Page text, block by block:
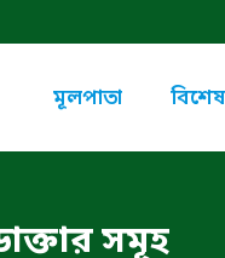
মূলপাতা
সমূহ